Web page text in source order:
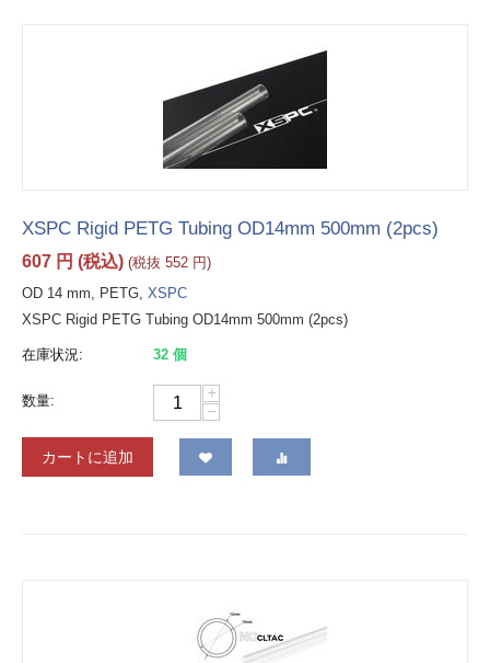
XSPC Rigid PETG Tubing OD14mm 500mm (2pcs)
607 円 (税込) (税抜 552 円)
OD 14 mm, PETG, XSPC
XSPC Rigid PETG Tubing OD14mm 500mm (2pcs)
在庫状況: 32 個
数量:
+
−
カートに追加